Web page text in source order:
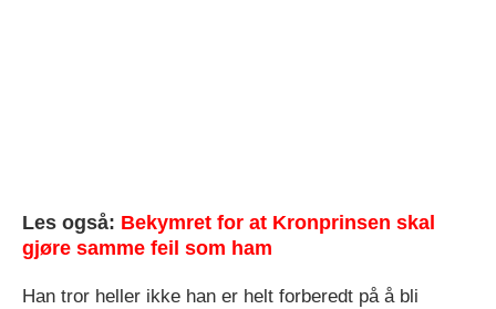
Les også: Bekymret for at Kronprinsen skal
gjøre samme feil som ham
Han tror heller ikke han er helt forberedt på å bli